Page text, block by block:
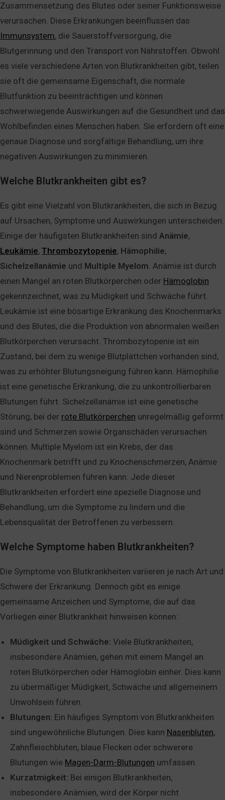
Zusammensetzung des Blutes oder seiner Funktionsweise
verursachen. Diese Erkrankungen beeinflussen das
Immunsystem, die Sauerstoffversorgung, die
Blutgerinnung und den Transport von Nährstoffen. Obwohl
es viele verschiedene Arten von Blutkrankheiten gibt, teilen
sie oft die gemeinsame Eigenschaft, die normale
Blutfunktion zu beeinträchtigen und können
schwerwiegende Auswirkungen auf die Gesundheit und das
Wohlbefinden eines Menschen haben. Sie erfordern oft eine
genaue Diagnose und sorgfältige Behandlung, um ihre
negativen Auswirkungen zu minimieren.
Welche Blutkrankheiten gibt es?
Es gibt eine Vielzahl von Blutkrankheiten, die sich in Bezug
auf Ursachen, Symptome und Auswirkungen unterscheiden.
Einige der häufigsten Blutkrankheiten sind Anämie,
Leukämie, Thrombozytopenie, Hämophilie,
Sichelzellanämie und Multiple Myelom. Anämie ist durch
einen Mangel an roten Blutkörperchen oder Hämoglobin
gekennzeichnet, was zu Müdigkeit und Schwäche führt.
Leukämie ist eine bösartige Erkrankung des Knochenmarks
und des Blutes, die die Produktion von abnormalen weißen
Blutkörperchen verursacht. Thrombozytopenie ist ein
Zustand, bei dem zu wenige Blutplättchen vorhanden sind,
was zu erhöhter Blutungsneigung führen kann. Hämophilie
ist eine genetische Erkrankung, die zu unkontrollierbaren
Blutungen führt. Sichelzellanämie ist eine genetische
Störung, bei der rote Blutkörperchen unregelmäßig geformt
sind und Schmerzen sowie Organschäden verursachen
können. Multiple Myelom ist ein Krebs, der das
Knochenmark betrifft und zu Knochenschmerzen, Anämie
und Nierenproblemen führen kann. Jede dieser
Blutkrankheiten erfordert eine spezielle Diagnose und
Behandlung, um die Symptome zu lindern und die
Lebensqualität der Betroffenen zu verbessern.
Welche Symptome haben Blutkrankheiten?
Die Symptome von Blutkrankheiten variieren je nach Art und
Schwere der Erkrankung. Dennoch gibt es einige
gemeinsame Anzeichen und Symptome, die auf das
Vorliegen einer Blutkrankheit hinweisen können:
Müdigkeit und Schwäche: Viele Blutkrankheiten,
insbesondere Anämien, gehen mit einem Mangel an
roten Blutkörperchen oder Hämoglobin einher. Dies kann
zu übermäßiger Müdigkeit, Schwäche und allgemeinem
Unwohlsein führen.
Blutungen: Ein häufiges Symptom von Blutkrankheiten
sind ungewöhnliche Blutungen. Dies kann Nasenbluten,
Zahnfleischbluten, blaue Flecken oder schwerere
Blutungen wie Magen-Darm-Blutungen umfassen.
Kurzatmigkeit: Bei einigen Blutkrankheiten,
insbesondere Anämien, wird der Körper nicht